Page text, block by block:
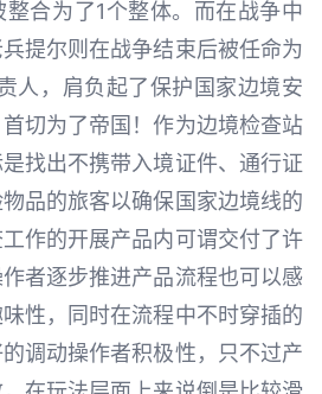
合为了1个整体。而在战争中
提尔则在战争结束后被任命为
人，肩负起了保护国家边境安
切为了帝国！作为边境检查站
找出不携带入境证件、通行证
品的旅客以确保国家边境线的
作的开展产品内可谓交付了许
者逐步推进产品流程也可以感
性，同时在流程中不时穿插的
调动操作者积极性，只不过产